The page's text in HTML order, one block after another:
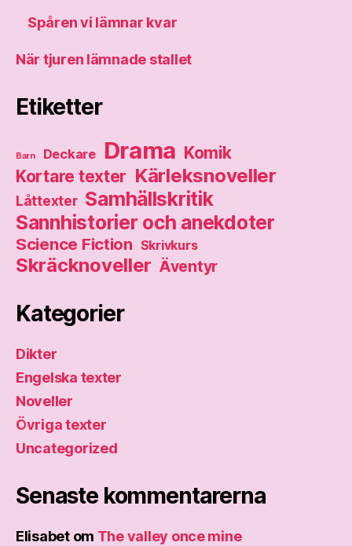
Spåren vi lämnar kvar
När tjuren lämnade stallet
Etiketter
Barn Deckare Drama Komik
Kortare texter Kärleksnoveller
Låttexter Samhällskritik
Sannhistorier och anekdoter
Science Fiction Skrivkurs
Skräcknoveller Äventyr
Kategorier
Dikter
Engelska texter
Noveller
Övriga texter
Uncategorized
Senaste kommentarerna
Elisabetom The valley once mine